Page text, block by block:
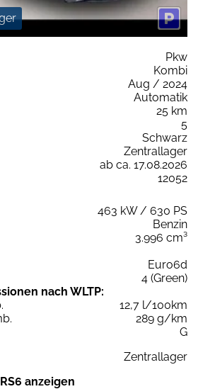
Pkw
Kombi
Aug / 2024
Automatik
25 km
5
Schwarz
Zentrallager
ab ca. 17.08.2026
12052
463 kW / 630 PS
Benzin
3.996 cm³
Euro6d
4 (Green)
nach WLTP:
12,7 l/100km
289 g/km
G
Zentrallager
anzeigen